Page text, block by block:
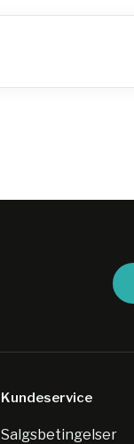
Kundeservice
Salgsbetingelser